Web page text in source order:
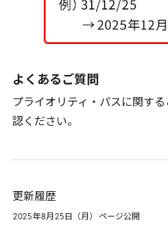
よくあるご質問
プライオリティ・パスに関する
認ください。
更新履歴
2025年8月 25 日（月） ページ公開